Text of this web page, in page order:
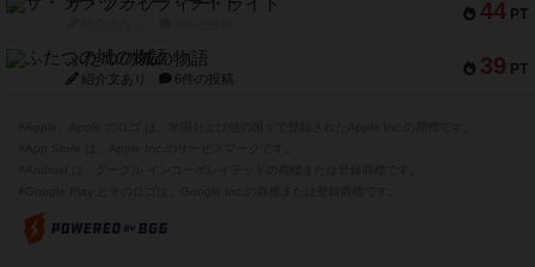
44 PT
ザ・フラッフィー・ライト
39 PT
ふたつの城の物語
紹介文あり 6件の投稿